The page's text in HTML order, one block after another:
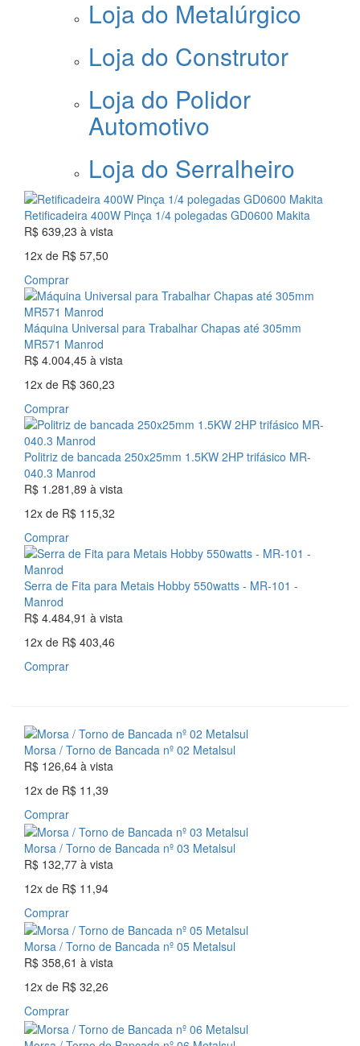
Loja do Metalúrgico
Loja do Construtor
Loja do Polidor
Automotivo
Loja do Serralheiro
Retificadeira 400W Pinça 1/4 polegadas GD0600 Makita
R$ 639,23 à vista
12x de R$ 57,50
Comprar
Máquina Universal para Trabalhar Chapas até 305mm
MR571 Manrod
R$ 4.004,45 à vista
12x de R$ 360,23
Comprar
Politriz de bancada 250x25mm 1.5KW 2HP trifásico MR-
040.3 Manrod
R$ 1.281,89 à vista
12x de R$ 115,32
Comprar
Serra de Fita para Metais Hobby 550watts - MR-101 -
Manrod
R$ 4.484,91 à vista
12x de R$ 403,46
Comprar
Morsa / Torno de Bancada nº 02 Metalsul
R$ 126,64 à vista
12x de R$ 11,39
Comprar
Morsa / Torno de Bancada nº 03 Metalsul
R$ 132,77 à vista
12x de R$ 11,94
Comprar
Morsa / Torno de Bancada nº 05 Metalsul
R$ 358,61 à vista
12x de R$ 32,26
Comprar